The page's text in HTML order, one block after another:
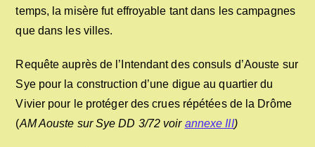
temps, la misère fut effroyable tant dans les campagnes
que dans les villes.
Requête auprès de l’Intendant des consuls d’Aouste sur
Sye pour la construction d’une digue au quartier du
Vivier pour le protéger des crues répétées de la Drôme
(AM Aouste sur Sye DD 3/72 voir annexe III)